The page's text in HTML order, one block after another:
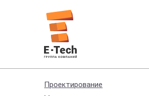
Проектирование